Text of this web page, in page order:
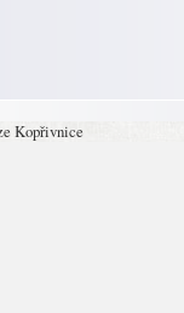
Kopřivnice